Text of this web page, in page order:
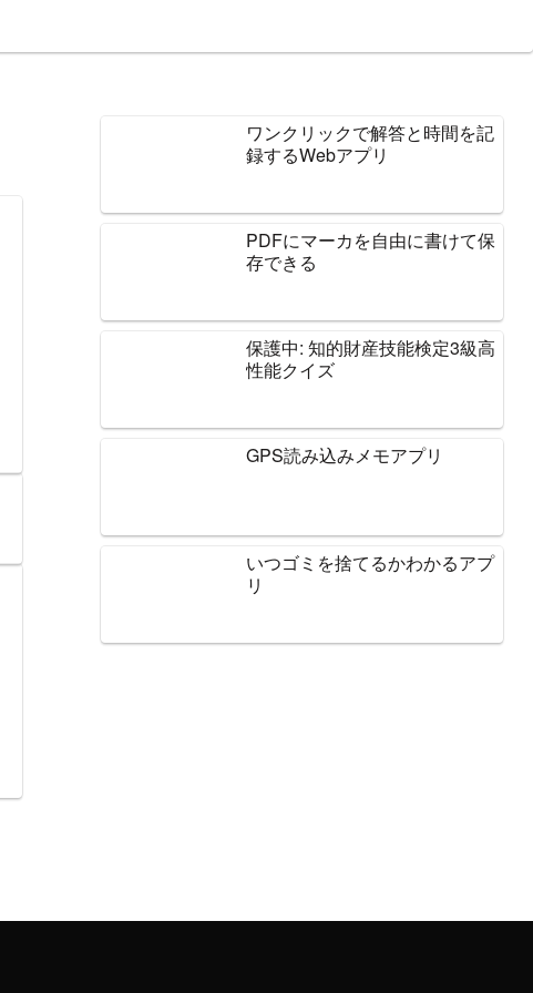
ワンクリックで解答と時間を記
録するWebアプリ
PDFにマーカを自由に書けて保
存できる
保護中: 知的財産技能検定3級高
性能クイズ
GPS読み込みメモアプリ
いつゴミを捨てるかわかるアプ
リ